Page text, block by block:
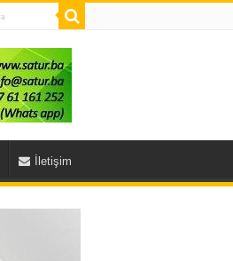
İletişim